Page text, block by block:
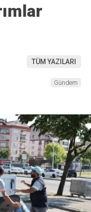
TÜM YAZILARI
Gündem